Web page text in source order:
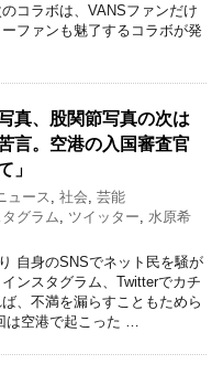
コラボは、VANSファンだけ
ファンも魅了するコラボが発
真、股関節写真の次は
言。空港の入国審査官
」
ュース 社会 芸能
グラム ツイッター
水原希
自身のSNSでネット民を騒が
ンスタグラム、Twitterでカチ
、不満を漏らすこともためら
は空港で起こった …